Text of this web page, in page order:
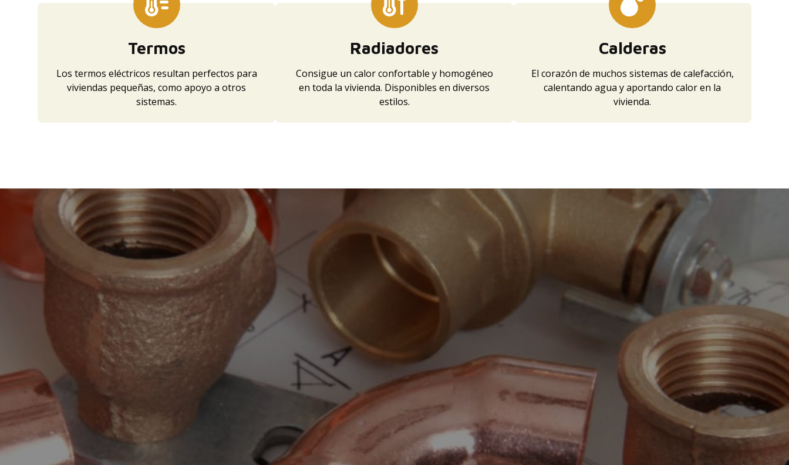
Termos
Los termos eléctricos resultan perfectos para
viviendas pequeñas, como apoyo a otros
sistemas.
Radiadores
Consigue un calor confortable y homogéneo
en toda la vivienda. Disponibles en diversos
estilos.
Calderas
El corazón de muchos sistemas de calefacción,
calentando agua y aportando calor en la
vivienda.